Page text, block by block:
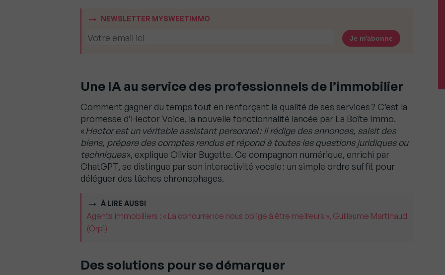
NEWSLETTER MYSWEETIMMO
Une IA au service des professionnels de l’immobilier
Comment gagner du temps tout en renforçant la qualité de ses services ? C’est la
promesse d’Hector Voice, la nouvelle fonctionnalité lancée par La Boîte Immo.
«Hector est un véritable assistant personnel : il rédige des annonces, saisit des
biens, prépare des comptes rendus et répond à toutes les questions juridiques ou
techniques», explique Olivier Bugette. Ce compagnon numérique, enrichi par
ChatGPT, se distingue par son interactivité vocale : un simple ordre suffit pour
déléguer des tâches chronophages.
À LIRE AUSSI
Agents immobiliers : « La concurrence nous oblige à être meilleurs », Guillaume Martinaud
(Orpi)
Des solutions pour se démarquer